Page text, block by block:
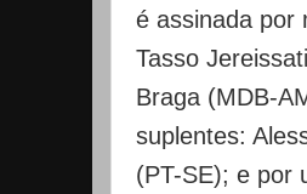
é assinada por
Tasso
Braga (MDB-
suplentes:
(PT-SE); e por